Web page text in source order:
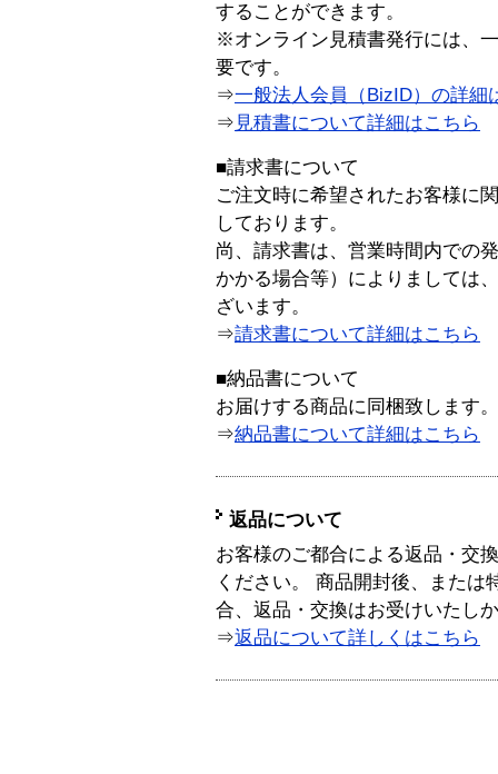
することができます。
※オンライン見積書発行には、
要です。
⇒一般法人会員（BizID）の詳細
⇒ 見積書について詳細はこちら
■請求書について
ご注文時に希望されたお客様に
しております。
尚、請求書は、営業時間内での
かかる場合等）によりましては
ざいます。
⇒請求書について詳細はこちら
■納品書について
お届けする商品に同梱致します。
⇒納品書について詳細はこちら
返品について
お客様のご都合による返品・交
ください。 商品開封後、または
合、返品・交換はお受けいたし
⇒返品について詳しくはこちら